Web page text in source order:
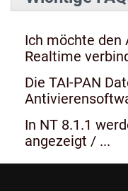
Ich möchte den
Realtime
Die TAI-PAN
In NT 8.1.1
angezeigt / ...